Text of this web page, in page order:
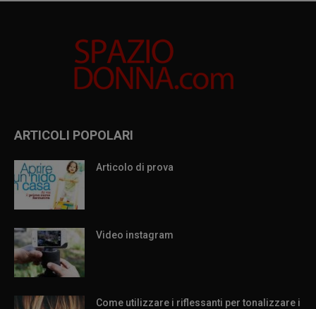
ARTICOLI POPOLARI
Articolo di prova
Video instagram
Come utilizzare i riflessanti per tonalizzare i